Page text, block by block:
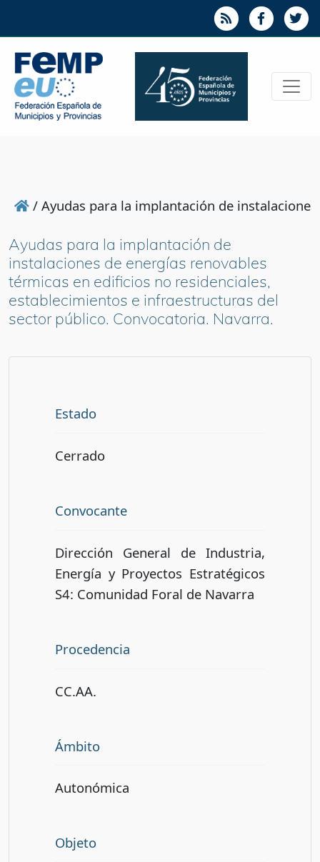
/ Ayudas para la implantación de
Ayudas para la implantación de
instalaciones de energías renovables
térmicas en edificios no residenciales,
establecimientos e infraestructuras del
sector público. Convocatoria. Navarra.
Estado
Cerrado
Convocante
Dirección General de Industria,
Energía y Proyectos Estratégicos
S4: Comunidad Foral de Navarra
Procedencia
CC.AA.
Ámbito
Autonómica
Objeto